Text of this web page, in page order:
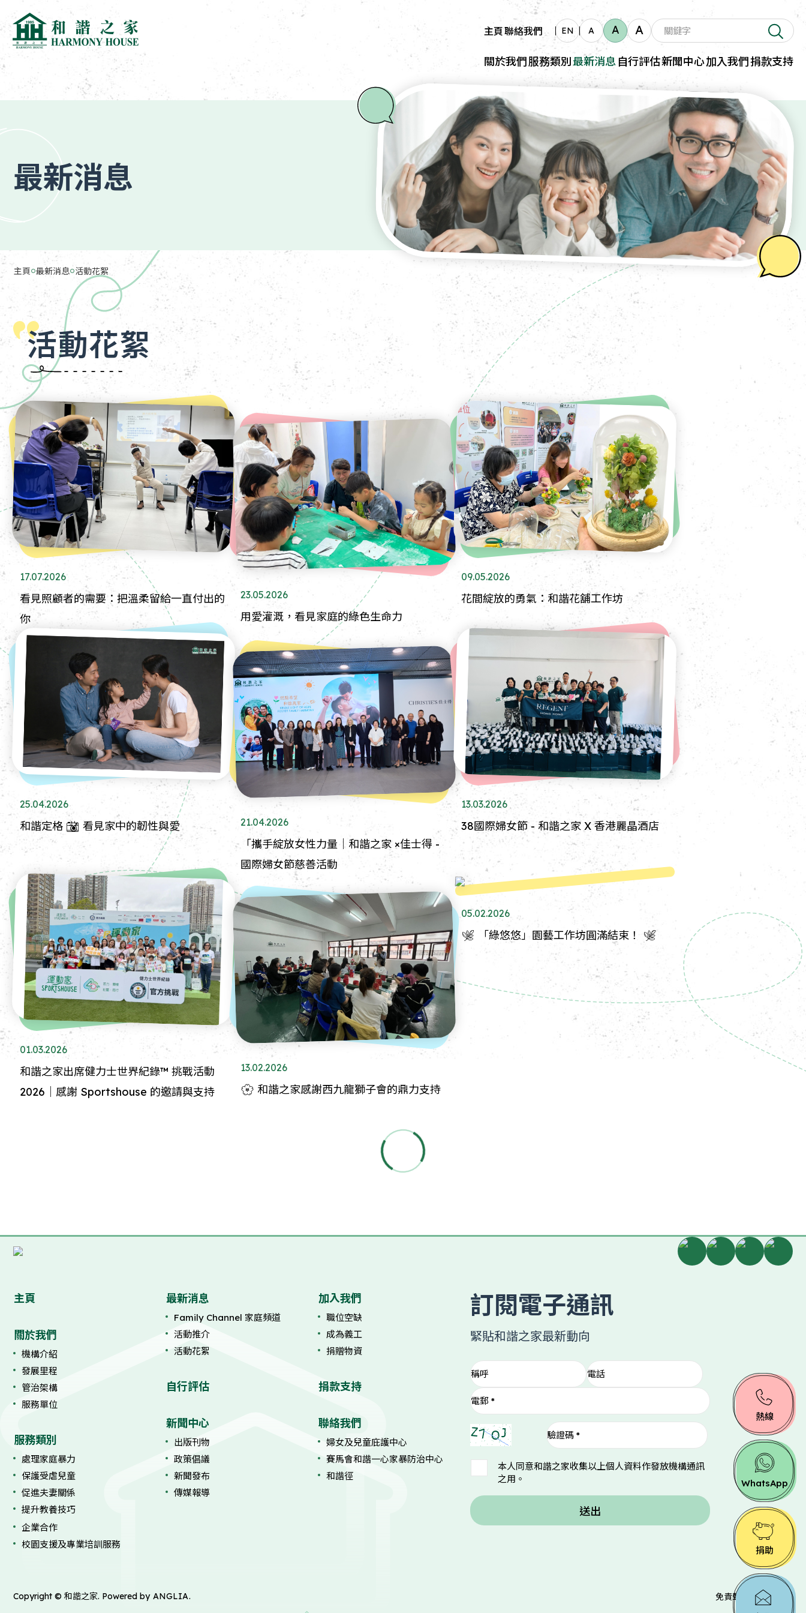
內
主頁聯絡我們 EN A A A
關於我們服務類別最新消息自行評估新聞中心加入我們捐款支持
最新消息
主頁 最新消息 活動花絮
活動花絮
17.07.2026
看見照顧者的需要：把溫柔留給一直付出的
你
23.05.2026
用愛灌溉，看見家庭的綠色生命力
09.05.2026
花間綻放的勇氣：和諧花舖工作坊
25.04.2026
和諧定格 📸 看見家中的韌性與愛 21.04.2026
「攜手綻放女性力量｜和諧之家 ×佳士得 -
國際婦女節慈善活動
13.03.2026
38國際婦女節 - 和諧之家 X 香港麗晶酒店
01.03.2026
和諧之家出席健力士世界紀錄™ 挑戰活動
2026｜感謝 Sportshouse 的邀請與支持
13.02.2026
🌸 和諧之家感謝西九龍獅子會的鼎力支持
05.02.2026
🌿 「綠悠悠」園藝工作坊圓滿結束！ 🌿
主頁
關於我們
機構介紹
發展里程
管治架構
服務單位
服務類別
處理家庭暴力
保護受虐兒童
促進夫妻關係
提升教養技巧
企業合作
校園支援及專業培訓服務
最新消息
Family Channel 家庭頻道
活動推介
活動花絮
自行評估
新聞中心
出版刊物
政策倡議
新聞發布
傳媒報導
加入我們
職位空缺
成為義工
捐贈物資
捐款支持
聯絡我們
婦女及兒童庇護中心
賽馬會和諧一心家暴防治中心
和諧徑
訂閱電子通訊
緊貼和諧之家最新動向
本人同意和諧之家收集以上個人資料作發放機構通訊
之用。
送出
Copyright © 和諧之家. Powered by ANGLIA. 免責聲明 無障礙聲明
熱線
WhatsApp
捐助